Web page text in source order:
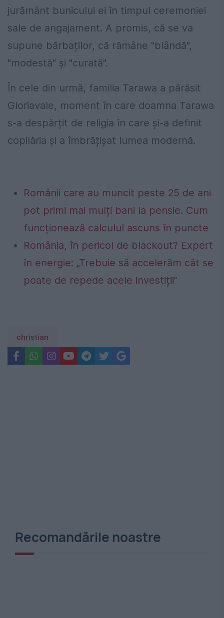
jurământ bunicului ei în timpul ceremoniei
sale de angajament. A promis, că se va
supune bărbaților, că rămâne "blândă",
"modestă" și "curată".
În cele din urmă, familia Tarawa a părăsit
Gloriavale, moment în care doamna Tarawa
s-a despărțit de religia în care și-a definit
copilăria și a îmbrățișat lumea modernă.
Românii care au muncit peste 25 de ani
pot primi mai mulți bani la pensie. Cum
funcționează calculul ascuns în puncte
România, în pericol de blackout? Expert
în energie: „Trebuie să accelerăm cât se
poate de repede acele investiții”
christian
Recomandările noastre